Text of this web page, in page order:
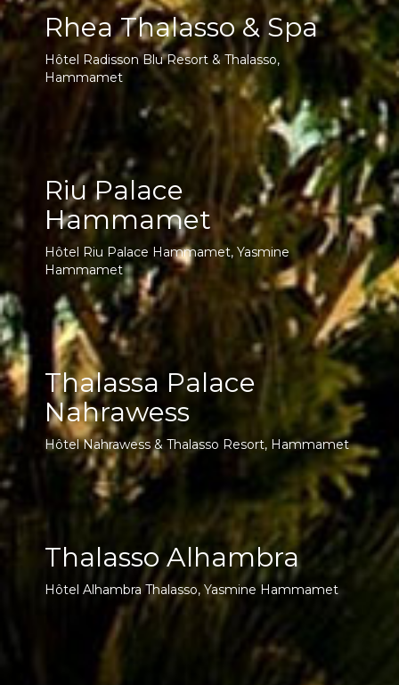
Rhea Thalasso & Spa
Hôtel Radisson Blu Resort & Thalasso,
Hammamet
Riu Palace
Hammamet
Hôtel Riu Palace Hammamet, Yasmine
Hammamet
Thalassa Palace
Nahrawess
Hôtel Nahrawess & Thalasso Resort, Hammamet
Thalasso Alhambra
Hôtel Alhambra Thalasso, Yasmine Hammamet